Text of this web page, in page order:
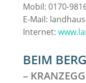
Mobil: 0170-
E-Mail:
Internet:
BEIM
–